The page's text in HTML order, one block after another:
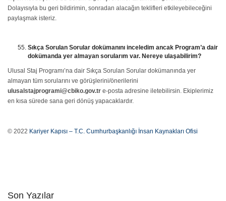
Dolayısıyla bu geri bildirimin, sonradan alacağın teklifleri etkileyebileceğini
paylaşmak isteriz.
Sıkça Sorulan Sorular dokümanını inceledim ancak Program’a dair
dokümanda yer almayan sorularım var. Nereye ulaşabilirim?
Ulusal Staj Programı’na dair Sıkça Sorulan Sorular dokümanında yer
almayan tüm sorularını ve görüşlerini/önerilerini
ulusalstajprogrami@cbiko.gov.tr e-posta adresine iletebilirsin. Ekiplerimiz
en kısa sürede sana geri dönüş yapacaklardır.
© 2022 Kariyer Kapısı – T.C. Cumhurbaşkanlığı İnsan Kaynakları Ofisi
Son Yazılar